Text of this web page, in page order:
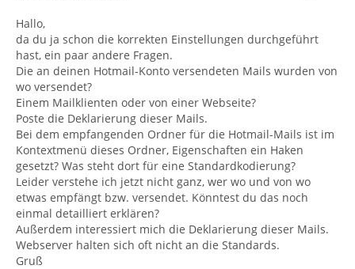
Hallo,
da du ja schon die korrekten Einstellungen durchgeführt
hast, ein paar andere Fragen.
Die an deinen Hotmail-Konto versendeten Mails wurden von
wo versendet?
Einem Mailklienten oder von einer Webseite?
Poste die Deklarierung dieser Mails.
Bei dem empfangenden Ordner für die Hotmail-Mails ist im
Kontextmenü dieses Ordner, Eigenschaften ein Haken
gesetzt? Was steht dort für eine Standardkodierung?
Leider verstehe ich jetzt nicht ganz, wer wo und von wo
etwas empfängt bzw. versendet. Könntest du das noch
einmal detailliert erklären?
Außerdem interessiert mich die Deklarierung dieser Mails.
Webserver halten sich oft nicht an die Standards.
Gruß